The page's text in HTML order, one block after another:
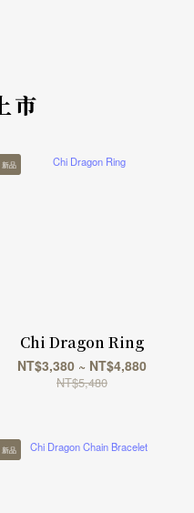
市
新品
Chi Dragon Ring
NT$3,380 ~ NT$4,880
NT$5,480
新品